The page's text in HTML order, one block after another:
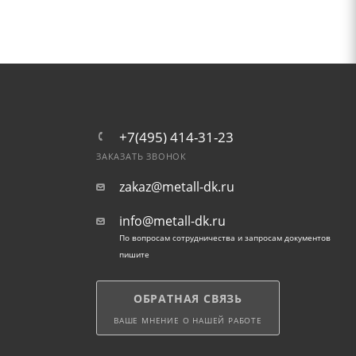
+7(495) 414-31-23
ЗАКАЗАТЬ ЗВОНОК
zakaz@metall-dk.ru
info@metall-dk.ru
По вопросам сотрудничества и запросам документов
пишите
ОБРАТНАЯ СВЯЗЬ
ВАШЕ МНЕНИЕ О НАШЕЙ РАБОТЕ